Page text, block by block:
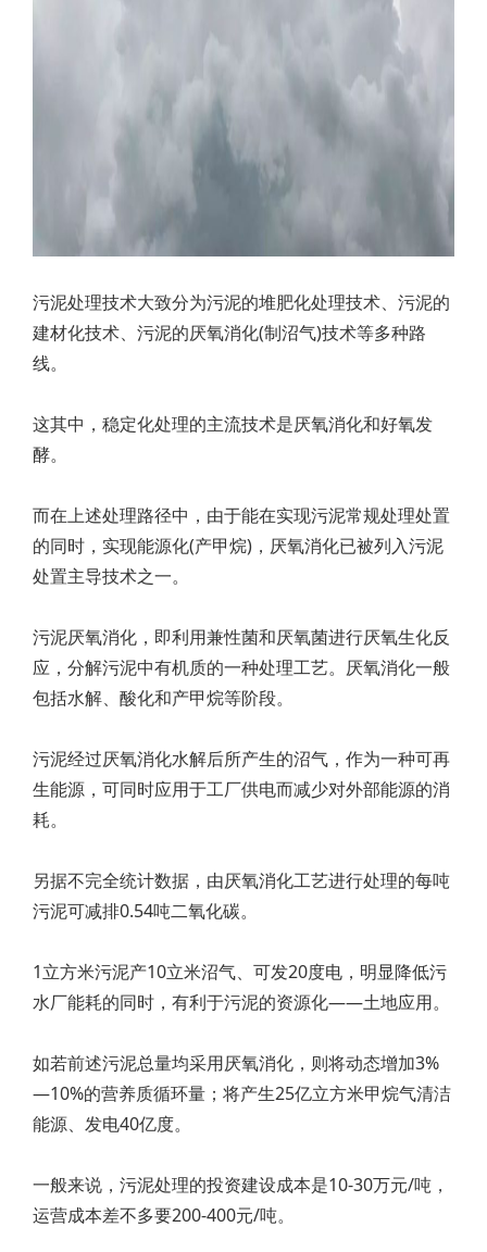
污泥处理技术大致分为污泥的堆肥化处理技术、污泥的
建材化技术、污泥的厌氧消化(制沼气)技术等多种路
线。
这其中，稳定化处理的主流技术是厌氧消化和好氧发
酵。
而在上述处理路径中，由于能在实现污泥常规处理处置
的同时，实现能源化(产甲烷)，厌氧消化已被列入污泥
处置主导技术之一。
污泥厌氧消化，即利用兼性菌和厌氧菌进行厌氧生化反
应，分解污泥中有机质的一种处理工艺。厌氧消化一般
包括水解、酸化和产甲烷等阶段。
污泥经过厌氧消化水解后所产生的沼气，作为一种可再
生能源，可同时应用于工厂供电而减少对外部能源的消
耗。
另据不完全统计数据，由厌氧消化工艺进行处理的每吨
污泥可减排0.54吨二氧化碳。
1立方米污泥产10立米沼气、可发20度电，明显降低污
水厂能耗的同时，有利于污泥的资源化——土地应用。
如若前述污泥总量均采用厌氧消化，则将动态增加3%
—10%的营养质循环量；将产生25亿立方米甲烷气清洁
能源、发电40亿度。
一般来说，污泥处理的投资建设成本是10-30万元/吨，
运营成本差不多要200-400元/吨。